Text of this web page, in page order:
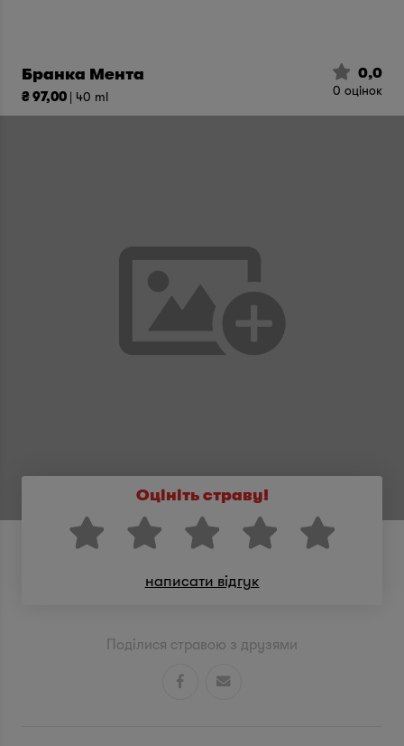
Бранка Мента
₴ 97,00 | 40 ml
0,0
0 оцінок
Оцініть страву!
написати відгук
Поділися стравою з друзями
 